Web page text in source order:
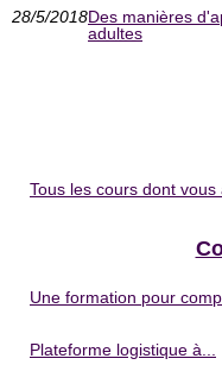
28/5/2018Des manières
adultes
Tous les cours dont vous
Une formation pour
Plateforme logistique à...